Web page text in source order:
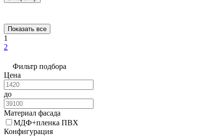
Показать все
1
2
Фильтр подбора
Цена
до
Материал фасада
МДФ+пленка ПВХ
Конфигурация